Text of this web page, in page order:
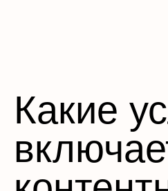
Какие